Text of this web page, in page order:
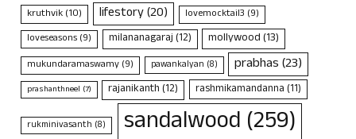
kruthvik(10) lifestory(20) lovemocktail3 (9)
loveseasons (9) milananagaraj(12) mollywood(13)
mukundaramaswamy (9) pawankalyan (8) prabhas(23)
prashanthneel (7) rajanikanth(12) rashmikamandanna(11)
rukminivasanth (8) sandalwood (259)